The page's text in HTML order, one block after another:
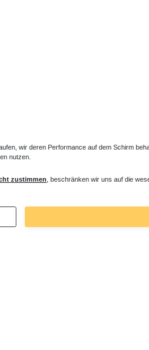
Verlängerter Entlüfter für Heizkörper
43,00 € *
wir deren Performance auf dem Schirm
nutzen.
zustimmen , beschränken wir uns auf die